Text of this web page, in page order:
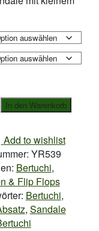
In den Warenkorb
Add to wishlist
YR539
Bertuchi,
& Flip Flops
Bertuchi,
, Sandale